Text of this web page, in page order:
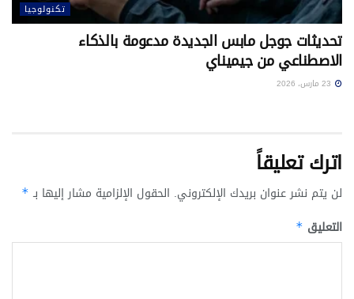
تكنولوجيا
تحديثات جوجل مابس الجديدة مدعومة بالذكاء
الاصطناعي من جيميناي
اترك تعليقاً
لن يتم نشر عنوان بريدك الإلكتروني. الحقول الإلزامية مشار إليها بـ *
التعليق *